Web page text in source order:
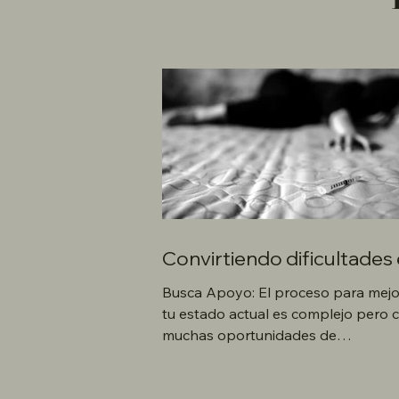
Convirtiendo dificultades
triunfos: Empoderando a
jóvenes con IYIT.ORG
Busca Apoyo: El proceso para
tu estado actual es complejo pero
muchas oportunidades de